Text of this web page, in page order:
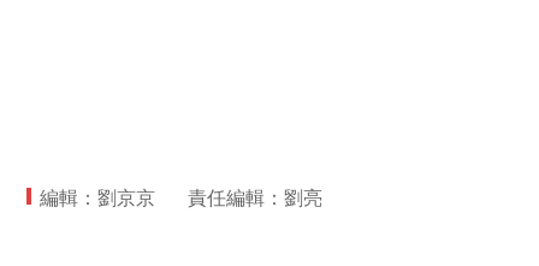
編輯：劉京京 責任編輯：劉亮